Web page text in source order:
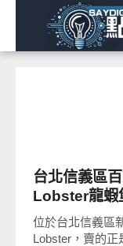
台北信義區
Lobster龍蝦
味令人銷魂
位於台北信義區
Lobster，賣的正